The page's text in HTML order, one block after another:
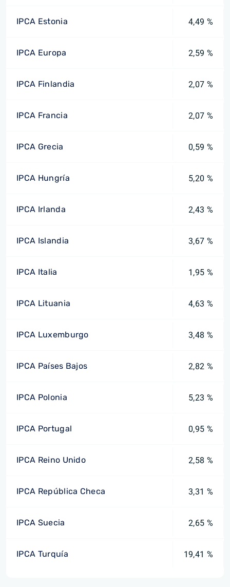
IPCA Estonia 4,49 %
IPCA Europa 2,59 %
IPCA Finlandia 2,07 %
IPCA Francia 2,07 %
IPCA Grecia 0,59 %
IPCA Hungría 5,20 %
IPCA Irlanda 2,43 %
IPCA Islandia 3,67 %
IPCA Italia 1,95 %
IPCA Lituania 4,63 %
IPCA Luxemburgo 3,48 %
IPCA Países Bajos 2,82 %
IPCA Polonia 5,23 %
IPCA Portugal 0,95 %
IPCA Reino Unido 2,58 %
IPCA República Checa 3,31 %
IPCA Suecia 2,65 %
IPCA Turquía 19,41 %